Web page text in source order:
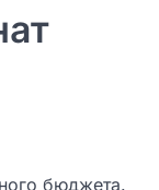
бюджета.